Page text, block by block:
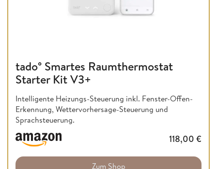
tado° Smartes Raumthermostat
Starter Kit V3+
Intelligente Heizungs-Steuerung inkl. Fenster-Offen-
Erkennung, Wettervorhersage-Steuerung und
Sprachsteuerung.
118,00 €
Zum Shop